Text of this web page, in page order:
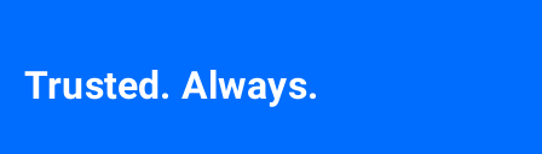
Trusted. Always.